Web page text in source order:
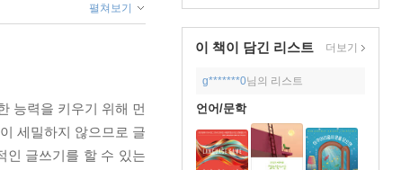
이 책이 담긴 리스트 더보기
g*******0님의 리스트
언어/문학
펼쳐보기
능력을 키우기 위해 먼
세밀하지 않으므로 글
인 글쓰기를 할 수 있는